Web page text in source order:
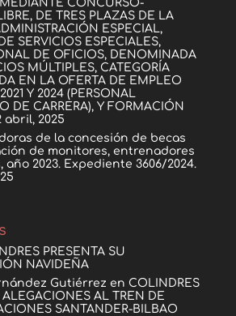
CONCURSO-
DE TRES PLAZAS DE LA
ESPECIAL,
SERVICIOS ESPECIALES,
DE OFICIOS, DENOMINADA
MÚLTIPLES, CATEGORÍA
EN LA OFERTA DE EMPLEO
Y 2024 (PERSONAL
DE CARRERA), Y FORMACIÓN
abril, 2025
de la concesión de becas
de monitores, entrenadores
2023. Expediente 3606/2024.
PRESENTA SU
NAVIDEÑA
Gutiérrez en COLINDRES
ALEGACIONES AL TREN DE
SANTANDER-BILBAO